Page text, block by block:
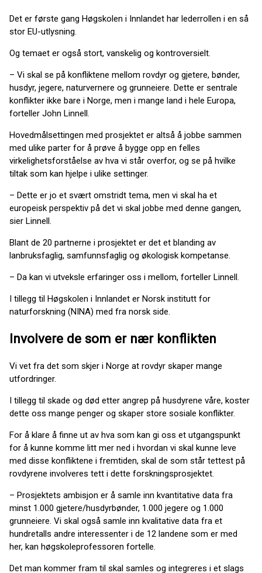
Det er første gang Høgskolen i Innlandet har lederrollen i en så
stor EU-utlysning.
Og temaet er også stort, vanskelig og kontroversielt.
– Vi skal se på konfliktene mellom rovdyr og gjetere, bønder,
husdyr, jegere, naturvernere og grunneiere. Dette er sentrale
konflikter ikke bare i Norge, men i mange land i hele Europa,
forteller John Linnell.
Hovedmålsettingen med prosjektet er altså å jobbe sammen
med ulike parter for å prøve å bygge opp en felles
virkelighetsforståelse av hva vi står overfor, og se på hvilke
tiltak som kan hjelpe i ulike settinger.
– Dette er jo et svært omstridt tema, men vi skal ha et
europeisk perspektiv på det vi skal jobbe med denne gangen,
sier Linnell.
Blant de 20 partnerne i prosjektet er det et blanding av
lanbruksfaglig, samfunnsfaglig og økologisk kompetanse.
– Da kan vi utveksle erfaringer oss i mellom, forteller Linnell.
I tillegg til Høgskolen i Innlandet er Norsk institutt for
naturforskning (NINA) med fra norsk side.
Involvere de som er nær konflikten
Vi vet fra det som skjer i Norge at rovdyr skaper mange
utfordringer.
I tillegg til skade og død etter angrep på husdyrene våre, koster
dette oss mange penger og skaper store sosiale konflikter.
For å klare å finne ut av hva som kan gi oss et utgangspunkt
for å kunne komme litt mer ned i hvordan vi skal kunne leve
med disse konfliktene i fremtiden, skal de som står tettest på
rovdyrene involveres tett i dette forskningsprosjektet.
– Prosjektets ambisjon er å samle inn kvantitative data fra
minst 1.000 gjetere/husdyrbønder, 1.000 jegere og 1.000
grunneiere. Vi skal også samle inn kvalitative data fra et
hundretalls andre interessenter i de 12 landene som er med
her, kan høgskoleprofessoren fortelle.
Det man kommer fram til skal samles og integreres i et slags